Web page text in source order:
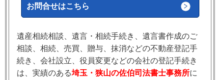
お問合せはこちら
遺産相続相談、遺言・相続手続き、遺言書作成のご
相談、相続、売買、贈与、抹消などの不動産登記手
続き、会社設立、役員変更などの会社の登記手続き
は、実績のある埼玉・狭山の佐伯司法書士事務所に